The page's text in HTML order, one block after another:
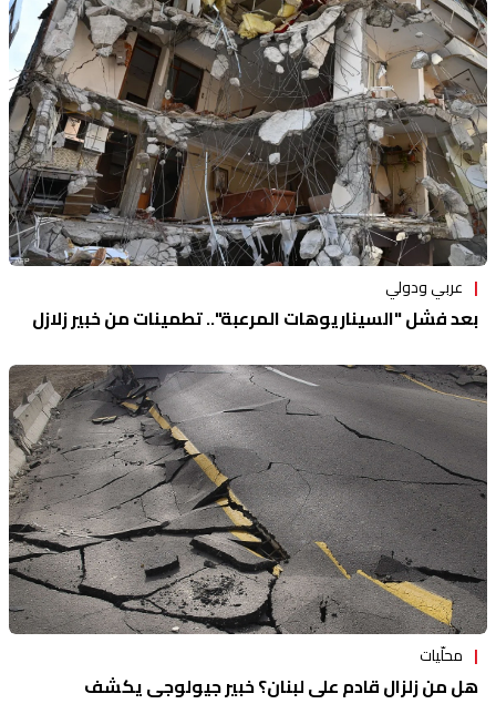
عربي ودولي
بعد فشل "السيناريوهات المرعبة".. تطمينات من خبير زلازل
محلّيات
هل من زلزال قادم على لبنان؟ خبير جيولوجي يكشف